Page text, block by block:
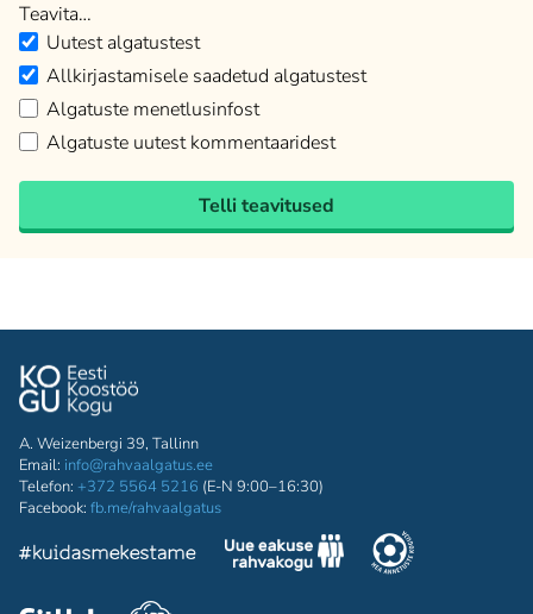
Teavita…
Uutest algatustest
Allkirjastamisele saadetud algatustest
Algatuste menetlusinfost
Algatuste uutest kommentaaridest
Telli teavitused
A. Weizenbergi 39, Tallinn
Email: info@rahvaalgatus.ee
Telefon: +372 5564 5216 (E-N 9:00–16:30)
Facebook: fb.me/rahvaalgatus